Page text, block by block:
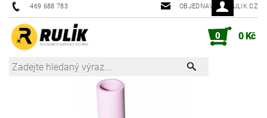
469 688 783 OBJEDNAVKY@RULIK.CZ
0 0 Kč